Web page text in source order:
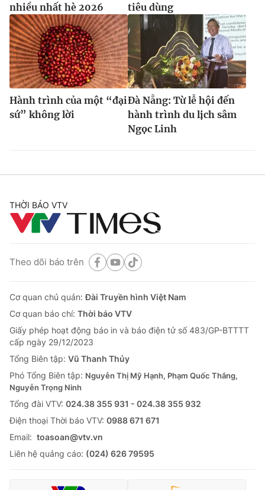
nhiều nhất hè 2026
tiêu dùng
Hành trình của một “đại
sứ” không lời
Đà Nẵng: Từ lễ hội đến
hành trình du lịch sâm
Ngọc Linh
THỜI BÁO VTV
Theo dõi báo trên
Cơ quan chủ quản:Đài Truyền hình Việt Nam
Cơ quan báo chí: Thời báo VTV
Giấy phép hoạt động báo in và báo điện tử số 483/GP-BTTTT
cấp ngày 29/12/2023
Tổng Biên tập: Vũ Thanh Thủy
Phó Tổng Biên tập: Nguyễn Thị Mỹ Hạnh, Phạm Quốc Thắng,
Nguyễn Trọng Ninh
Tổng đài VTV: 024.38 355 931 - 024.38 355 932
Ðiện thoại Thời báo VTV: 0988 671 671
Email: toasoan@vtv.vn
Liên hệ quảng cáo: (024) 626 79595